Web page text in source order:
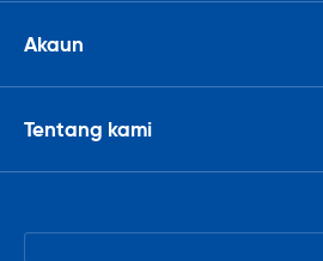
Akaun
Tentang kami